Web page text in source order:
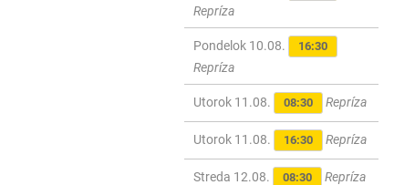
Repríza
Pondelok 10.08. 16:30
Repríza
Utorok 11.08. 08:30 Repríza
Utorok 11.08. 16:30 Repríza
Streda 12.08. 08:30 Repríza